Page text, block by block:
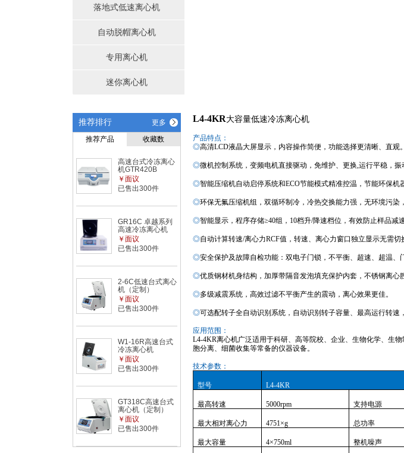
落地式低速离心机
自动脱帽离心机
专用离心机
迷你离心机
推荐排行
更多
推荐产品
收藏数
高速台式冷冻离心
机GTR420B
￥面议
已售出300件
GR16C 卓越系列
高速冷冻离心机
￥面议
已售出300件
2-6C低速台式离心
机（定制）
￥面议
已售出300件
W1-16R高速台式
冷冻离心机
￥面议
已售出300件
GT318C高速台式
离心机（定制）
￥面议
已售出300件
L4-4KR大容量低速冷冻离心机
产品特点：
◎高清LCD液晶大屏显示 ， 内容操作简便， 功能选择更清晰、直观。
◎微机控制 系统，变频电机直接驱动，免维护、更换,运行平稳，振
◎智能压缩机自动启停系统和ECO节能模式精准控温，节能环保机
◎环保无氟压缩机组，双循环制冷，冷热交换能力强，无环境污染
◎智能显示，程序存储≥40组 ， 10档升/降速档位，有效防止样品减
◎自动计算转速/离心力RCF值，转速、离心力窗口独立显示无需切
◎安全保护及故障自检功能 ：双电子门锁 ， 不平衡、 超速、超温、
◎优质钢材机身结构，加厚带隔音发泡填充保护内套，不锈钢离心
◎多级减震系统 ， 高效过滤不平衡产生的震动， 离心效果更佳。
◎可选配转子全自动识别系统，自动识别转子容量、最高运行转速
应用范围：
L4-4KR离心机广泛适用于科研、高等院校、企业、生物化学、生物
胞分离、细菌收集等常备的仪器设备。
技术参数：
型号 L4-4KR
最高转速 5000rpm 支持电源
最大相对离心力 4751×g 总功率
最大容量 4×750ml 整机噪声